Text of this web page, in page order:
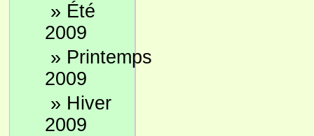
» Été
2009
» Printemps
2009
» Hiver
2009